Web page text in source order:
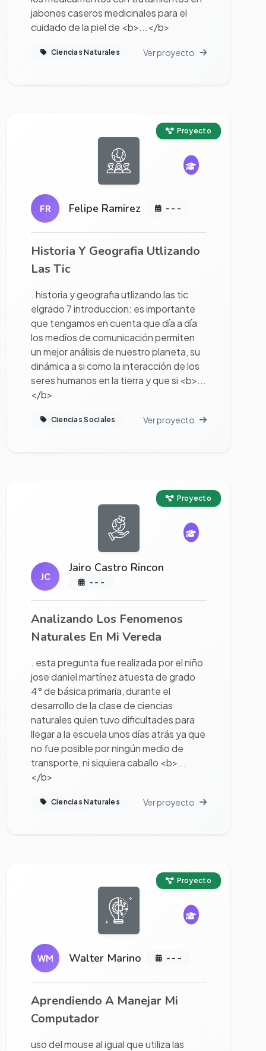
jabones caseros medicinales para el
cuidado de la piel de <b>...</b>
Ciencias Naturales Ver proyecto
Proyecto
FR Felipe Ramirez - - -
Historia Y Geografia Utlizando
Las Tic
. historia y geografia utlizando las tic
elgrado 7 introduccion: es importante
que tengamos en cuenta que día a día
los medios de comunicación permiten
un mejor análisis de nuestro planeta, su
dinámica a si como la interacción de los
seres humanos en la tierra y que si <b>...
</b>
Ciencias Sociales Ver proyecto
Proyecto
JC
Jairo Castro Rincon
- - -
Analizando Los Fenomenos
Naturales En Mi Vereda
. esta pregunta fue realizada por el niño
jose daniel martínez atuesta de grado
4° de básica primaria, durante el
desarrollo de la clase de ciencias
naturales quien tuvo dificultades para
llegar a la escuela unos días atrás ya que
no fue posible por ningún medio de
transporte, ni siquiera caballo <b>...
</b>
Ciencias Naturales Ver proyecto
Proyecto
WM Walter Marino - - -
Aprendiendo A Manejar Mi
Computador
uso del mouse al igual que utiliza las